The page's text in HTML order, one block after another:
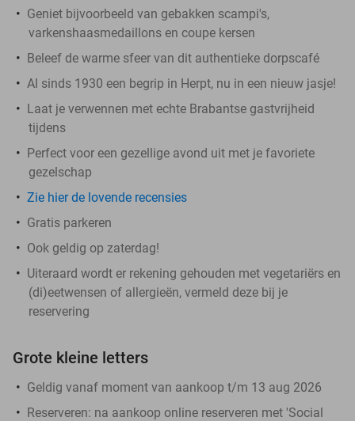
Geniet bijvoorbeeld van gebakken scampi's,
varkenshaasmedaillons en coupe kersen
Beleef de warme sfeer van dit authentieke dorpscafé
Al sinds 1930 een begrip in Herpt, nu in een nieuw jasje!
Laat je verwennen met echte Brabantse gastvrijheid
tijdens
Perfect voor een gezellige avond uit met je favoriete
gezelschap
Zie hier de lovende recensies
Gratis parkeren
Ook geldig op zaterdag!
Uiteraard wordt er rekening gehouden met vegetariërs en
(di)eetwensen of allergieën, vermeld deze bij je
reservering
Grote kleine letters
Geldig vanaf moment van aankoop t/m 13 aug 2026
Reserveren: na aankoop online reserveren met 'Social